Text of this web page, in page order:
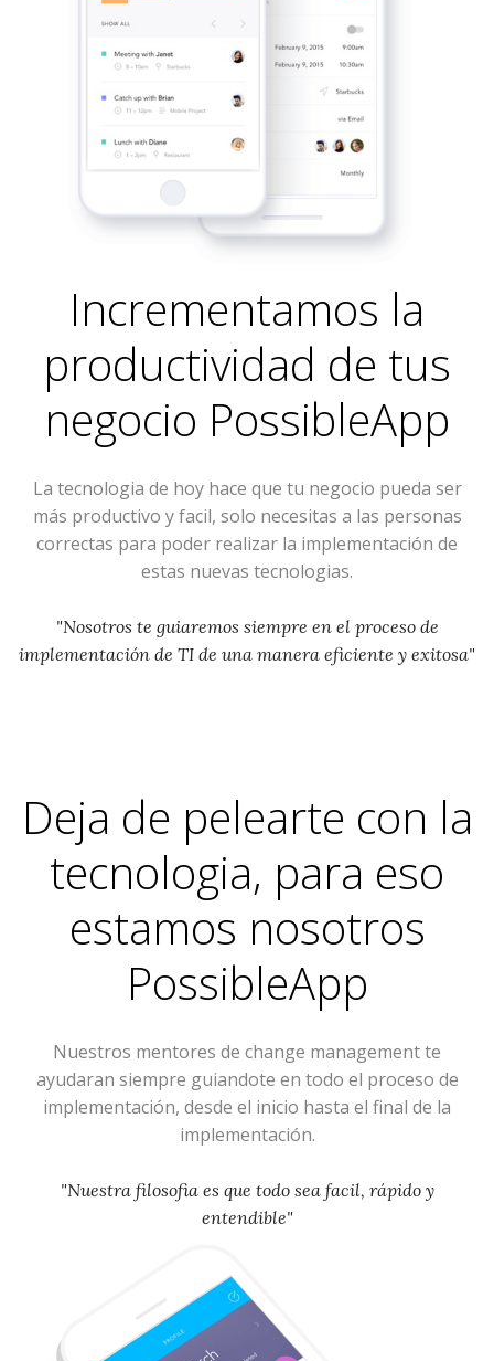
Incrementamos la
productividad de tus
negocio PossibleApp
La tecnologia de hoy hace que tu negocio pueda ser
más productivo y facil, solo necesitas a las personas
correctas para poder realizar la implementación de
estas nuevas tecnologias.
"Nosotros te guiaremos siempre en el proceso de
implementación de TI de una manera eficiente y exitosa"
Deja de pelearte con la
tecnologia, para eso
estamos nosotros
PossibleApp
Nuestros mentores de change management te
ayudaran siempre guiandote en todo el proceso de
implementación, desde el inicio hasta el final de la
implementación.
"Nuestra filosofia es que todo sea facil, rápido y
entendible"